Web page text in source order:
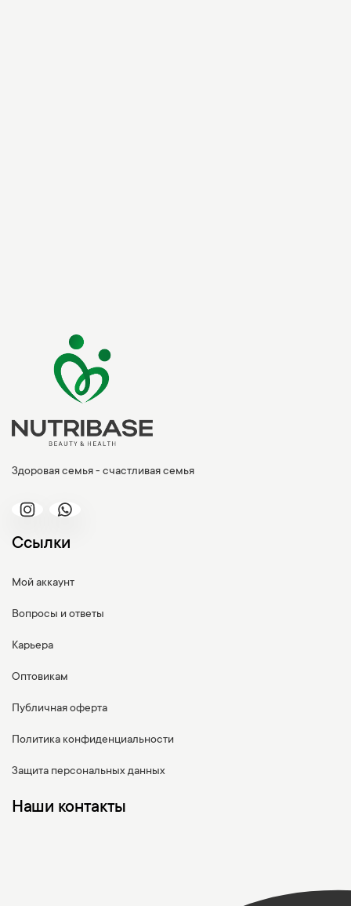
Здоровая семья - счастливая семья
Ссылки
Мой аккаунт
Вопросы и ответы
Карьера
Оптовикам
Публичная оферта
Политика конфиденциальности
Защита персональных данных
Наши контакты